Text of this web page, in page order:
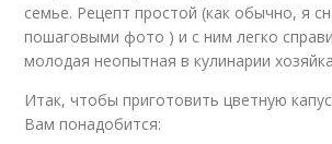
семье. Рецепт простой (как обычно, я
пошаговыми фото ) и с ним легко
молодая неопытная в кулинарии
Итак, чтобы приготовить цветную
Вам понадобится: